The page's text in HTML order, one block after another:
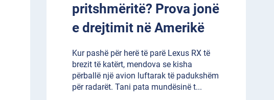
pritshmëritë? Prova jonë
e drejtimit në Amerikë
Kur pashë për herë të parë Lexus RX të
brezit të katërt, mendova se kisha
përballë një avion luftarak të padukshëm
për radarët. Tani pata mundësinë t...